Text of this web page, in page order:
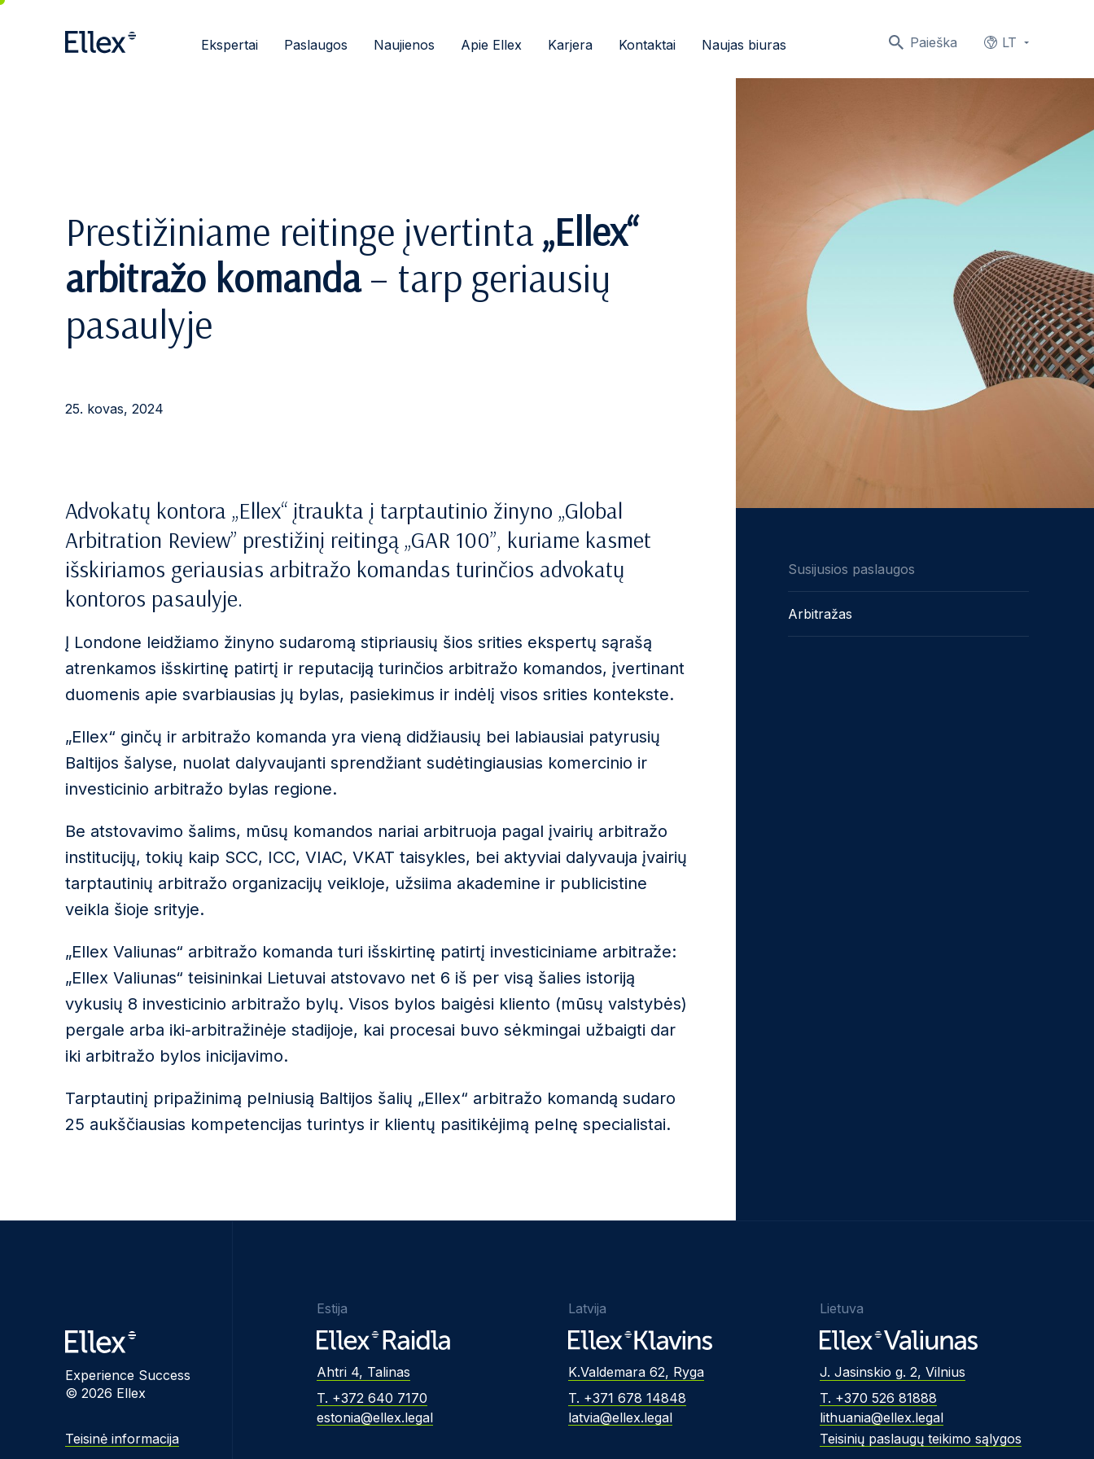
Paieška LT
Ekspertai Paslaugos Naujienos Apie Ellex Karjera Kontaktai Naujas biuras
Prestižiniame reitinge įvertinta „Ellex“
arbitražo komanda– tarp geriausių
pasaulyje
25. kovas, 2024
Advokatų kontora „Ellex“ įtraukta į tarptautinio žinyno „Global
Arbitration Review” prestižinį reitingą „GAR 100”, kuriame kasmet
išskiriamos geriausias arbitražo komandas turinčios advokatų
kontoros pasaulyje.
Į Londone leidžiamo žinyno sudaromą stipriausių šios srities ekspertų sąrašą
atrenkamos išskirtinę patirtį ir reputaciją turinčios arbitražo komandos, įvertinant
duomenis apie svarbiausias jų bylas, pasiekimus ir indėlį visos srities kontekste.
„Ellex“ ginčų ir arbitražo komanda yra vieną didžiausių bei labiausiai patyrusių
Baltijos šalyse, nuolat dalyvaujanti sprendžiant sudėtingiausias komercinio ir
investicinio arbitražo bylas regione.
Be atstovavimo šalims, mūsų komandos nariai arbitruoja pagal įvairių arbitražo
institucijų, tokių kaip SCC, ICC, VIAC, VKAT taisykles, bei aktyviai dalyvauja įvairių
tarptautinių arbitražo organizacijų veikloje, užsiima akademine ir publicistine
veikla šioje srityje.
„Ellex Valiunas“ arbitražo komanda turi išskirtinę patirtį investiciniame arbitraže:
„Ellex Valiunas“ teisininkai Lietuvai atstovavo net 6 iš per visą šalies istoriją
vykusių 8 investicinio arbitražo bylų. Visos bylos baigėsi kliento (mūsų valstybės)
pergale arba iki-arbitražinėje stadijoje, kai procesai buvo sėkmingai užbaigti dar
iki arbitražo bylos inicijavimo.
Tarptautinį pripažinimą pelniusią Baltijos šalių „Ellex“ arbitražo komandą sudaro
25 aukščiausias kompetencijas turintys ir klientų pasitikėjimą pelnę specialistai.
Susijusios paslaugos
Arbitražas
Experience Success
© 2026 Ellex
Teisinė informacija
Estija
Ahtri 4, Talinas
T. +372 640 7170
estonia@ellex.legal
Latvija
K.Valdemara 62, Ryga
T. +371 678 14848
latvia@ellex.legal
Lietuva
J. Jasinskio g. 2, Vilnius
T. +370 526 81888
lithuania@ellex.legal
Teisinių paslaugų teikimo sąlygos